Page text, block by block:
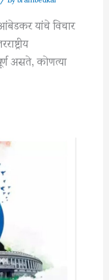
यांचे विचार
असते, कोणत्या